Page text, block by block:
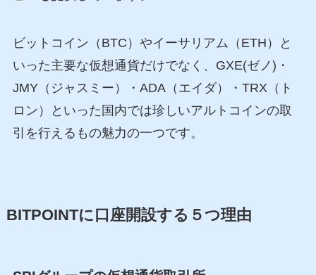
ビットコイン（BTC）やイーサリアム（ETH）と
いった主要な仮想通貨だけでなく、GXE(ゼノ)・
JMY（ジャスミー）・ADA（エイダ）・TRX（ト
ロン）といった国内では珍しいアルトコインの取
引を行えるもの魅力の一つです。
BITPOINTに口座開設する５つ理由